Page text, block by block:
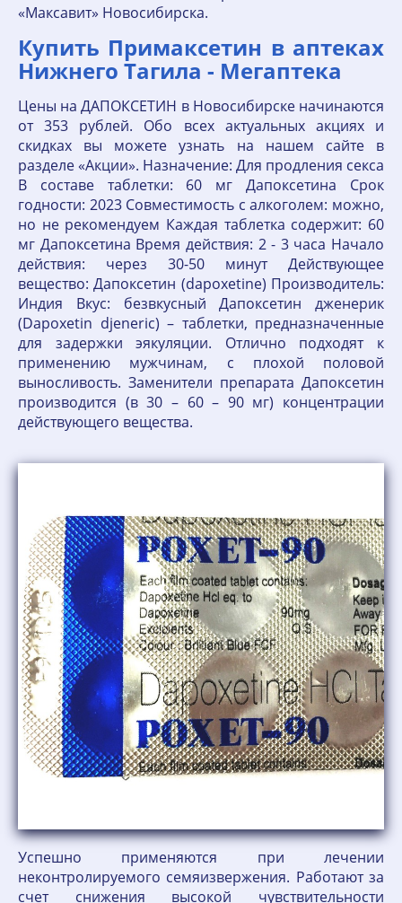
«Максавит» Новосибирска.
Купить Примаксетин в аптеках
Нижнего Тагила - Мегаптека
Цены на ДАПОКСЕТИН в Новосибирске начинаются
от 353 рублей. Обо всех актуальных акциях и
скидках вы можете узнать на нашем сайте в
разделе «Акции». Назначение: Для продления секса
В составе таблетки: 60 мг Дапоксетина Срок
годности: 2023 Совместимость с алкоголем: можно,
но не рекомендуем Каждая таблетка содержит: 60
мг Дапоксетина Время действия: 2 - 3 часа Начало
действия: через 30-50 минут Действующее
вещество: Дапоксетин (dapoxetine) Производитель:
Индия Вкус: безвкусный Дапоксетин дженерик
(Dapoxetin djeneric) – таблетки, предназначенные
для задержки эякуляции. Отлично подходят к
применению мужчинам, с плохой половой
выносливость. Заменители препарата Дапоксетин
производится (в 30 – 60 – 90 мг) концентрации
действующего вещества.
Успешно применяются при лечении
неконтролируемого семяизвержения. Работают за
счет снижения высокой чувствительности